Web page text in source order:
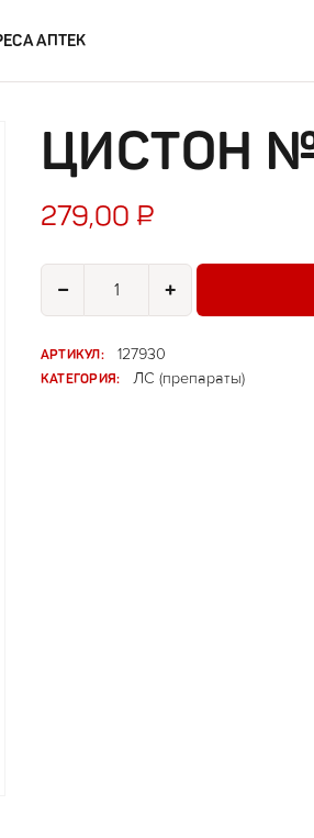
АПТЕК
ЦИСТОН
279,00 ₽
−
Количество товара Цистон №100
+
АРТИКУЛ:
127930
КАТЕГОРИЯ:
ЛС (препараты)